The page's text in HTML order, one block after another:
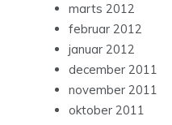
marts 2012
februar 2012
januar 2012
december 2011
november 2011
oktober 2011